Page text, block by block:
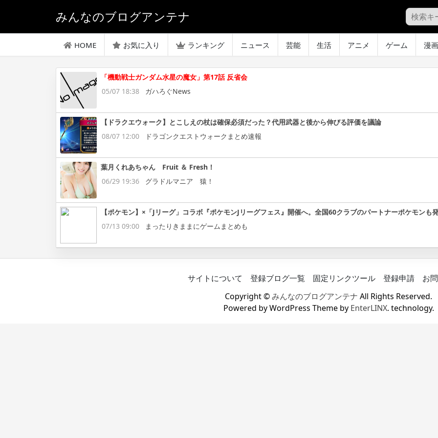
みんなのブログアンテナ
HOME お気に入り ランキング ニュース 芸能 生活 アニメ ゲーム 漫画
「機動戦士ガンダム水星の魔女」第17話 反省会
05/07 18:38
ガハろぐNews
【ドラクエウォーク】とこしえの杖は確保必須だった？代用武器と後から伸びる評価を議論
08/07 12:00
ドラゴンクエストウォークまとめ速報
葉月くれあちゃん Fruit ＆ Fresh！
06/29 19:36
グラドルマニア 猿！
【ポケモン】×「Jリーグ」コラボ『ポケモンJリーグフェス』開催へ。全国60クラブのパートナーポケモンも
07/13 09:00
まったりきままにゲームまとめも
サイトについて 登録ブログ一覧 固定リンクツール 登録申請
お
Copyright ©みんなのブログアンテナ All Rights Reserved.
Powered by WordPress Theme by EnterLINX. technology.